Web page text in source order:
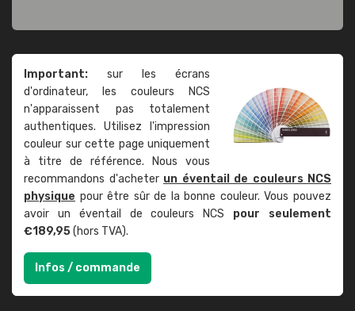
Important: sur les écrans
d'ordinateur, les couleurs NCS
n'apparaissent pas totalement
authentiques. Utilisez l'impression
couleur sur cette page uniquement
à titre de référence. Nous vous
recommandons d'acheter un éventail de couleurs NCS
physique pour être sûr de la bonne couleur. Vous pouvez
avoir un éventail de couleurs NCS pour seulement
€189,95(hors TVA).
Infos / commande